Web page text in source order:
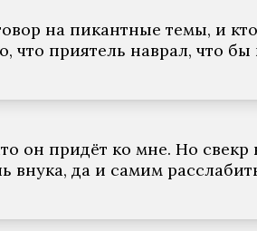
на пикантные темы, и
что приятель наврал, что
он придёт ко мне. Но свекр
внука, да и самим